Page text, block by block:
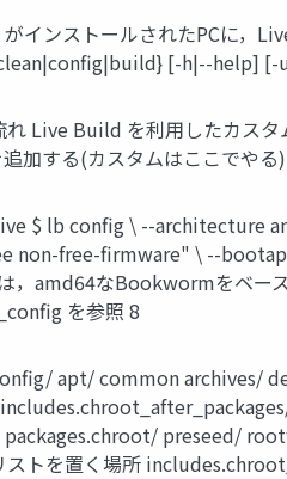
がインストールされたPCに
[-h|--help]
Live Build を利用したカス
加する(カスタムはここでや
$ lb config \ --
non-free-firmware" \ --
amd64なBookwormをベー
を参照 8
apt/ common
packages.chroot/ preseed/
ストを置く場所